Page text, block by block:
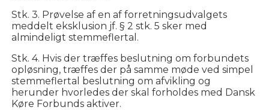
Stk. 3. Prøvelse af en af forretningsudvalgets
meddelt eksklusion jf. § 2 stk. 5 sker med
almindeligt stemmeflertal.
Stk. 4. Hvis der træffes beslutning om forbundets
opløsning, træffes der på samme møde ved simpel
stemmeflertal beslutning om afvikling og
herunder hvorledes der skal forholdes med Dansk
Køre Forbunds aktiver.